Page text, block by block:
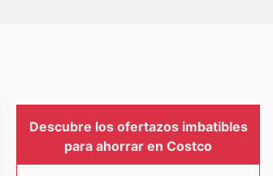
Descubre los ofertazos imbatibles
para ahorrar en Costco